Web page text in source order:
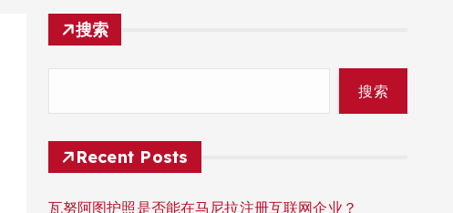
搜索
搜索
Recent Posts
瓦努阿图护照是否能在马尼拉注册互联网企业？